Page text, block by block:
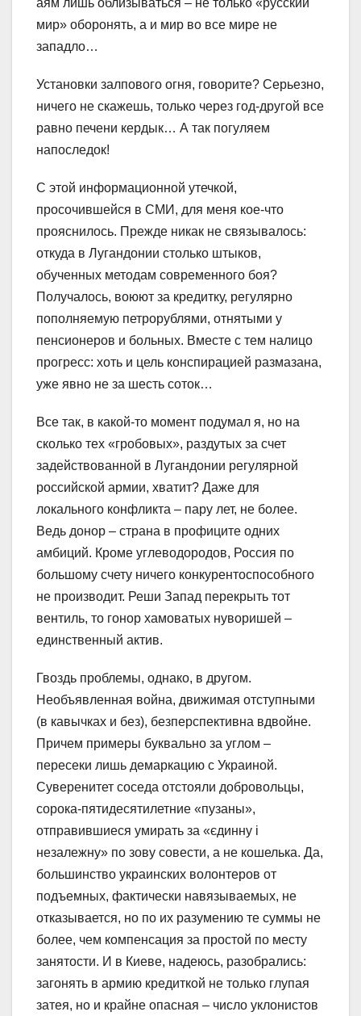
аям лишь облизываться – не только «русский
мир» оборонять, а и мир во все мире не
западло…
Установки залпового огня, говорите? Серьезно,
ничего не скажешь, только через год-другой все
равно печени кердык… А так погуляем
напоследок!
С этой информационной утечкой,
просочившейся в СМИ, для меня кое-что
прояснилось. Прежде никак не связывалось:
откуда в Лугандонии столько штыков,
обученных методам современного боя?
Получалось, воюют за кредитку, регулярно
пополняемую петрорублями, отнятыми у
пенсионеров и больных. Вместе с тем налицо
прогресс: хоть и цель конспирацией размазана,
уже явно не за шесть соток…
Все так, в какой-то момент подумал я, но на
сколько тех «гробовых», раздутых за счет
задействованной в Лугандонии регулярной
российской армии, хватит? Даже для
локального конфликта – пару лет, не более.
Ведь донор – страна в профиците одних
амбиций. Кроме углеводородов, Россия по
большому счету ничего конкурентоспособного
не производит. Реши Запад перекрыть тот
вентиль, то гонор хамоватых нуворишей –
единственный актив.
Гвоздь проблемы, однако, в другом.
Необъявленная война, движимая отступными
(в кавычках и без), безперспективна вдвойне.
Причем примеры буквально за углом –
пересеки лишь демаркацию с Украиной.
Суверенитет соседа отстояли добровольцы,
сорока-пятидесятилетние «пузаны»,
отправившиеся умирать за «єдинну і
незалежну» по зову совести, а не кошелька. Да,
большинство украинских волонтеров от
подъемных, фактически навязываемых, не
отказывается, но по их разумению те суммы не
более, чем компенсация за простой по месту
занятости. И в Киеве, надеюсь, разобрались:
загонять в армию кредиткой не только глупая
затея, но и крайне опасная – число уклонистов